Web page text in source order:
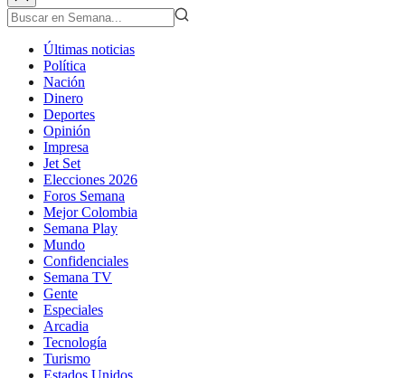
Últimas noticias
Política
Nación
Dinero
Deportes
Opinión
Impresa
Jet Set
Elecciones 2026
Foros Semana
Mejor Colombia
Semana Play
Mundo
Confidenciales
Semana TV
Gente
Especiales
Arcadia
Tecnología
Turismo
Estados Unidos